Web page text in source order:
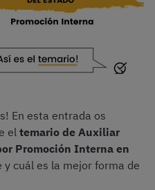
En esta entrada os
eltemario de Auxiliar
Promoción Interna en
cuál es la mejor forma de